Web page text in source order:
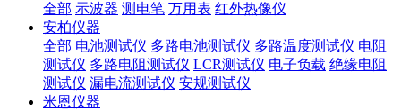
全部 示波器 测电笔 万用表 红外热像仪
安柏仪器
全部 电池测试仪 多路电池测试仪 多路温度测试仪 电阻
测试仪 多路电阻测试仪 LCR测试仪 电子负载 绝缘电阻
测试仪 漏电流测试仪 安规测试仪
米恩仪器